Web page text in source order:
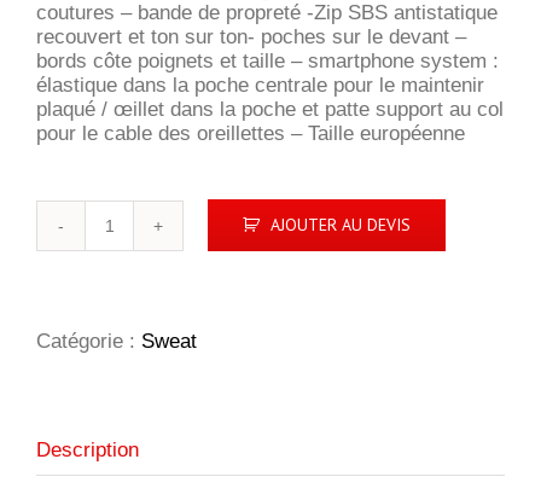
coutures – bande de propreté -Zip SBS antistatique
recouvert et ton sur ton- poches sur le devant –
bords côte poignets et taille – smartphone system :
élastique dans la poche centrale pour le maintenir
plaqué / œillet dans la poche et patte support au col
pour le cable des oreillettes – Taille européenne
zip
ladies
AJOUTER AU DEVIS
Catégorie : Sweat
Description